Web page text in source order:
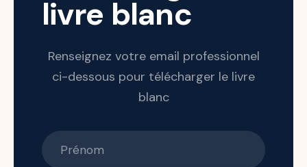
livre blanc
Renseignez votre email professionnel
ci-dessous pour télécharger le livre
blanc